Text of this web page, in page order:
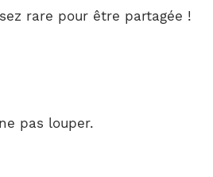
rare pour être partagée !
pas louper.